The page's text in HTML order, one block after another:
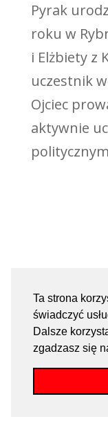
Ta strona
świadczyć
Dalsze
zgadzasz się
Pyrak
roku w
i Elżbiety z
uczestnik
Ojciec
aktywnie